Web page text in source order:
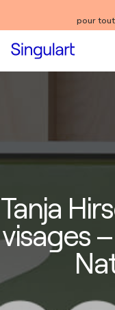
pour
Tanja
visages